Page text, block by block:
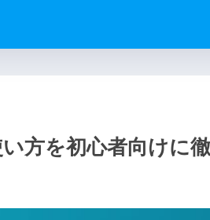
方を初心者向けに